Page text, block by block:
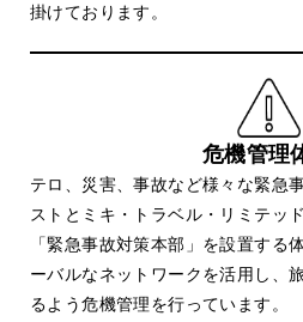
掛けております。
危機管理
テロ、災害、事故など様々な緊急
ストとミキ・トラベル・リミテッ
「緊急事故対策本部」を設置する
ーバルなネットワークを活用し、
るよう危機管理を行っています。